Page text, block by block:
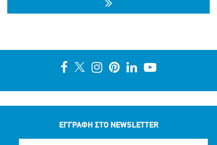
ΑΙΣΙΟ ΤΕΛΟΣ ΣΤΗΝ ΠΕΡΙΠΕΤΕΙΑ ΤΗΣ ΝΑΖΛΑ (ΟΝ.)
ΕΓΓΡΑΦΗ ΣΤΟ NEWSLETTER